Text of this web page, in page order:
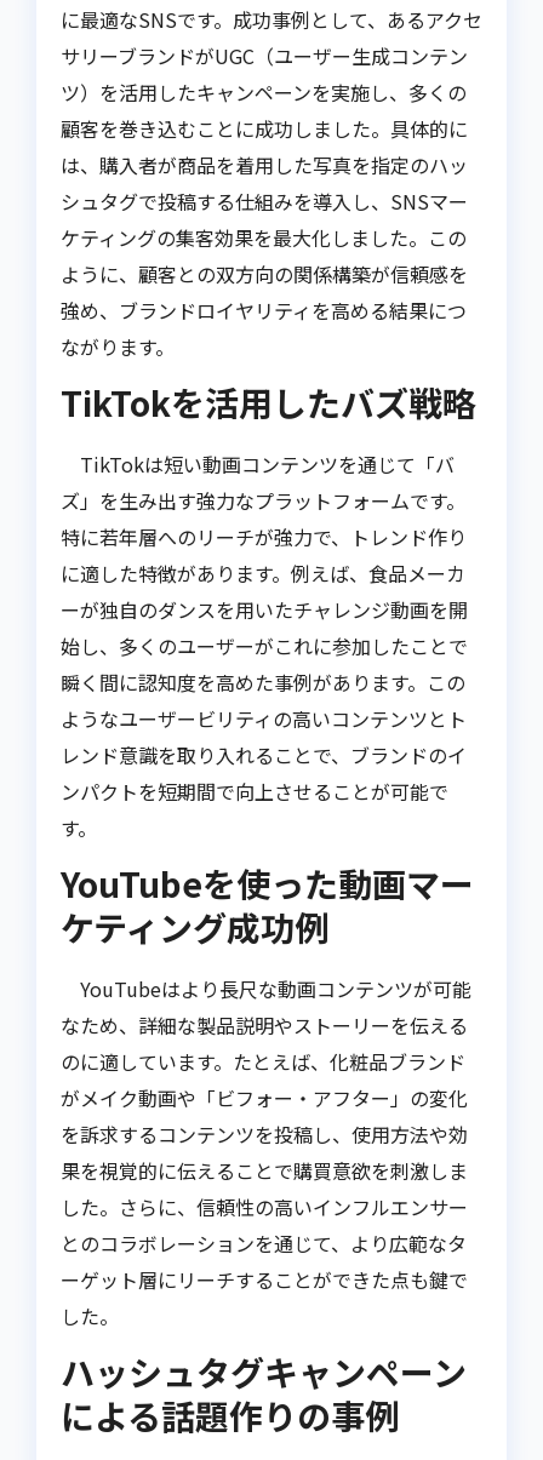
に最適なSNSです。成功事例として、あるアクセ
サリーブランドがUGC（ユーザー生成コンテン
ツ）を活用したキャンペーンを実施し、多くの
顧客を巻き込むことに成功しました。具体的に
は、購入者が商品を着用した写真を指定のハッ
シュタグで投稿する仕組みを導入し、SNSマー
ケティングの集客効果を最大化しました。この
ように、顧客との双方向の関係構築が信頼感を
強め、ブランドロイヤリティを高める結果につ
ながります。
TikTokを活用したバズ戦略
TikTokは短い動画コンテンツを通じて「バ
ズ」を生み出す強力なプラットフォームです。
特に若年層へのリーチが強力で、トレンド作り
に適した特徴があります。例えば、食品メーカ
ーが独自のダンスを用いたチャレンジ動画を開
始し、多くのユーザーがこれに参加したことで
瞬く間に認知度を高めた事例があります。この
ようなユーザービリティの高いコンテンツとト
レンド意識を取り入れることで、ブランドのイ
ンパクトを短期間で向上させることが可能で
す。
YouTubeを使った動画マー
ケティング成功例
YouTubeはより長尺な動画コンテンツが可能
なため、詳細な製品説明やストーリーを伝える
のに適しています。たとえば、化粧品ブランド
がメイク動画や「ビフォー・アフター」の変化
を訴求するコンテンツを投稿し、使用方法や効
果を視覚的に伝えることで購買意欲を刺激しま
した。さらに、信頼性の高いインフルエンサー
とのコラボレーションを通じて、より広範なタ
ーゲット層にリーチすることができた点も鍵で
した。
ハッシュタグキャンペーン
による話題作りの事例